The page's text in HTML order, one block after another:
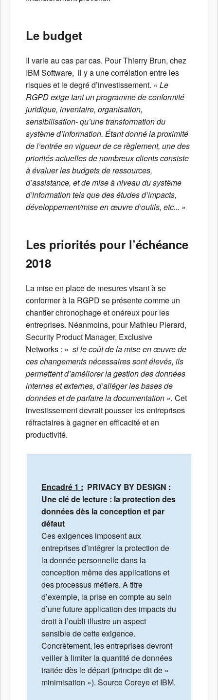
Le budget
Il varie au cas par cas. Pour Thierry Brun, chez
IBM Software, il y a une corrélation entre les
risques et le degré d’investissement. « Le
RGPD exige tant un programme de conformité
juridique, inventaire, organisation,
sensibilisation- qu’une transformation du
système d’information. Étant donné la proximité
de l’entrée en vigueur de ce règlement, une des
priorités actuelles de nombreux clients consiste
à évaluer les budgets de ressources,
d’assistance, et de mise à niveau du système
d’information tels que des études d’impacts,
développement/mise en œuvre d’outils, etc... »
Les priorités pour l’échéance
2018
La mise en place de mesures visant à se
conformer à la RGPD se présente comme un
chantier chronophage et onéreux pour les
entreprises. Néanmoins, pour Mathieu Pierard,
Security Product Manager, Exclusive
Networks : « si le coût de la mise en œuvre de
ces changements nécessaires sont élevés, ils
permettent d’améliorer la gestion des données
internes et externes, d’alléger les bases de
données et de parfaire la documentation ». Cet
investissement devrait pousser les entreprises
réfractaires à gagner en efficacité et en
productivité.
Encadré 1 : PRIVACY BY DESIGN :
Une clé de lecture : la protection des
données dès la conception et par
défaut
Ces exigences imposent aux
entreprises d’intégrer la protection de
la donnée personnelle dans la
conception même des applications et
des processus métiers. A titre
d’exemple, la prise en compte au sein
d’une future application des impacts du
droit à l’oubli illustre un aspect
sensible de cette exigence.
Concrètement, les entreprises devront
veiller à limiter la quantité de données
traitée dès le départ (principe dit de «
minimisation »). Source Coreye et IBM.